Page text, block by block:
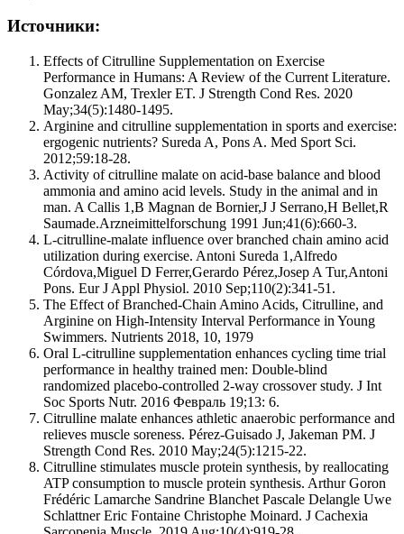
Источники:
Effects of Citrulline Supplementation on Exercise
Performance in Humans: A Review of the Current Literature.
Gonzalez AM, Trexler ET. J Strength Cond Res. 2020
May;34(5):1480-1495.
Arginine and citrulline supplementation in sports and exercise:
ergogenic nutrients? Sureda A, Pons A. Med Sport Sci.
2012;59:18-28.
Activity of citrulline malate on acid-base balance and blood
ammonia and amino acid levels. Study in the animal and in
man. A Callis 1,B Magnan de Bornier,J J Serrano,H Bellet,R
Saumade.Arzneimittelforschung 1991 Jun;41(6):660-3.
L-citrulline-malate influence over branched chain amino acid
utilization during exercise. Antoni Sureda 1,Alfredo
Córdova,Miguel D Ferrer,Gerardo Pérez,Josep A Tur,Antoni
Pons. Eur J Appl Physiol. 2010 Sep;110(2):341-51.
The Effect of Branched-Chain Amino Acids, Citrulline, and
Arginine on High-Intensity Interval Performance in Young
Swimmers. Nutrients 2018, 10, 1979
Oral L-citrulline supplementation enhances cycling time trial
performance in healthy trained men: Double-blind
randomized placebo-controlled 2-way crossover study. J Int
Soc Sports Nutr. 2016 Февраль 19;13: 6.
Citrulline malate enhances athletic anaerobic performance and
relieves muscle soreness. Pérez-Guisado J, Jakeman PM. J
Strength Cond Res. 2010 May;24(5):1215-22.
Citrulline stimulates muscle protein synthesis, by reallocating
ATP consumption to muscle protein synthesis. Arthur Goron
Frédéric Lamarche Sandrine Blanchet Pascale Delangle Uwe
Schlattner Eric Fontaine Christophe Moinard. J Cachexia